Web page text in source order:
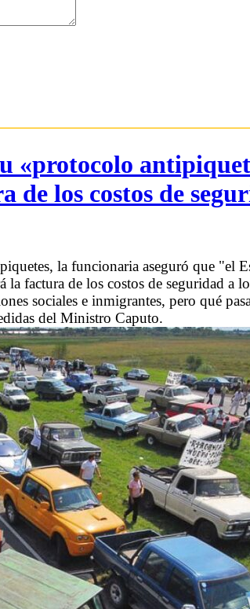
«protocolo
de los costos de
la funcionaria aseguró que "el
la factura de los costos de seguridad a
sociales e inmigrantes, pero qué
del Ministro Caputo.